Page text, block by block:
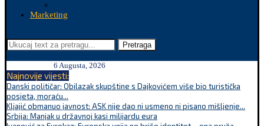
Marketing
Pretraga
6 Augusta, 2026
Najnovije vijesti:
Danski političar: Obilazak skupštine s Dajkovićem više bio turistička
posjeta, moraću...
Kljajić obmanuo javnost: ASK nije dao ni usmeno ni pisano mišljenje...
Srbija: Manjak u državnoj kasi milijardu eura